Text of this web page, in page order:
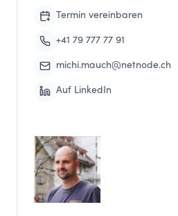
Termin vereinbaren
+41 79 777 77 91
michi.mauch@netnode.ch
Auf LinkedIn